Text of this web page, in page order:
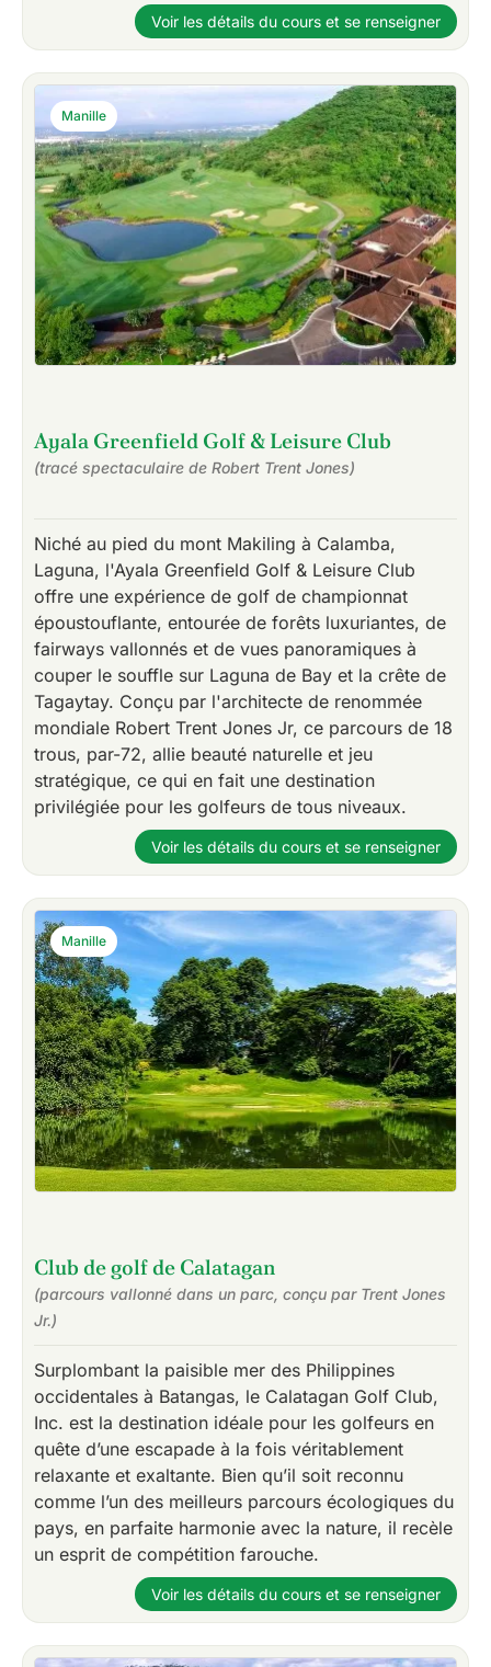
Voir les détails du cours et se renseigner
Ayala Greenfield Golf & Leisure Club
(tracé spectaculaire de Robert Trent Jones)
Niché au pied du mont Makiling à Calamba,
Laguna, l'Ayala Greenfield Golf & Leisure Club
offre une expérience de golf de championnat
époustouflante, entourée de forêts luxuriantes, de
fairways vallonnés et de vues panoramiques à
couper le souffle sur Laguna de Bay et la crête de
Tagaytay. Conçu par l'architecte de renommée
mondiale Robert Trent Jones Jr, ce parcours de 18
trous, par-72, allie beauté naturelle et jeu
stratégique, ce qui en fait une destination
privilégiée pour les golfeurs de tous niveaux.
Manille
Voir les détails du cours et se renseigner
Club de golf de Calatagan
(parcours vallonné dans un parc, conçu par Trent Jones
Jr.)
Surplombant la paisible mer des Philippines
occidentales à Batangas, le Calatagan Golf Club,
Inc. est la destination idéale pour les golfeurs en
quête d’une escapade à la fois véritablement
relaxante et exaltante. Bien qu’il soit reconnu
comme l’un des meilleurs parcours écologiques du
pays, en parfaite harmonie avec la nature, il recèle
un esprit de compétition farouche.
Manille
Voir les détails du cours et se renseigner